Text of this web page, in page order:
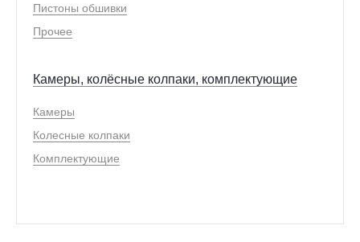
Пистоны обшивки
Прочее
Камеры, колёсные колпаки, комплектующие
Камеры
Колесные колпаки
Комплектующие